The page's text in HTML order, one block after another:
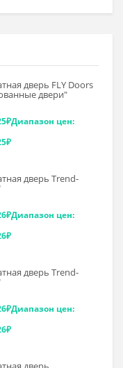
дверь FLY Doors
двери"
₽Диапазон цен:
дверь Trend-
₽Диапазон цен:
дверь Trend-
₽Диапазон цен: